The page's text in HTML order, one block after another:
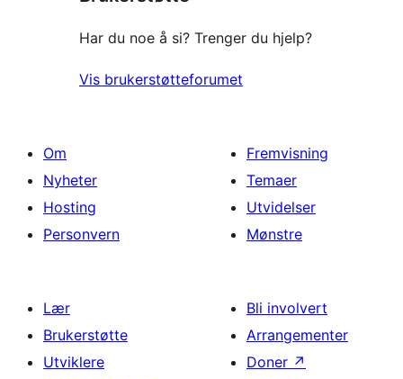
Har du noe å si? Trenger du hjelp?
Vis brukerstøtteforumet
Om
Nyheter
Hosting
Personvern
Fremvisning
Temaer
Utvidelser
Mønstre
Lær
Brukerstøtte
Utviklere
Bli involvert
Arrangementer
Doner ↗